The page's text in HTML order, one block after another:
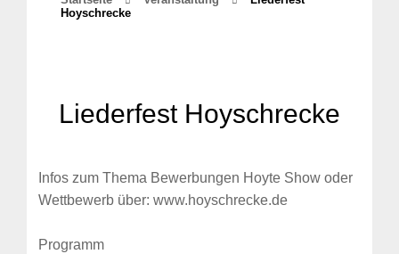
Hoyschrecke
Liederfest Hoyschrecke
Infos zum Thema Bewerbungen Hoyte Show oder
Wettbewerb über: www.hoyschrecke.de
Programm